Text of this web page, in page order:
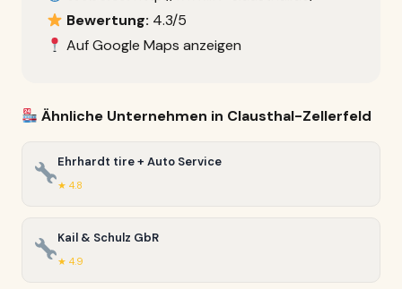
Bewertung: 4.3/5
Auf Google Maps anzeigen
Ähnliche Unternehmen in Clausthal-Zellerfeld
Ehrhardt tire + Auto Service
★ 4.8
Kail & Schulz GbR
★ 4.9